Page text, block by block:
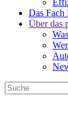
Das Fach
Über das